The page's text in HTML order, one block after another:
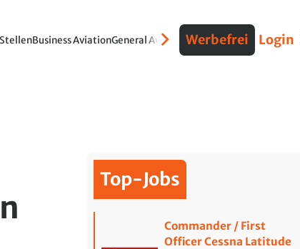
StellenBusiness AviationGeneral AviationVerteidigungInterviews
Werbefrei Login
Top-Jobs
Commander / First
Officer Cessna Latitude